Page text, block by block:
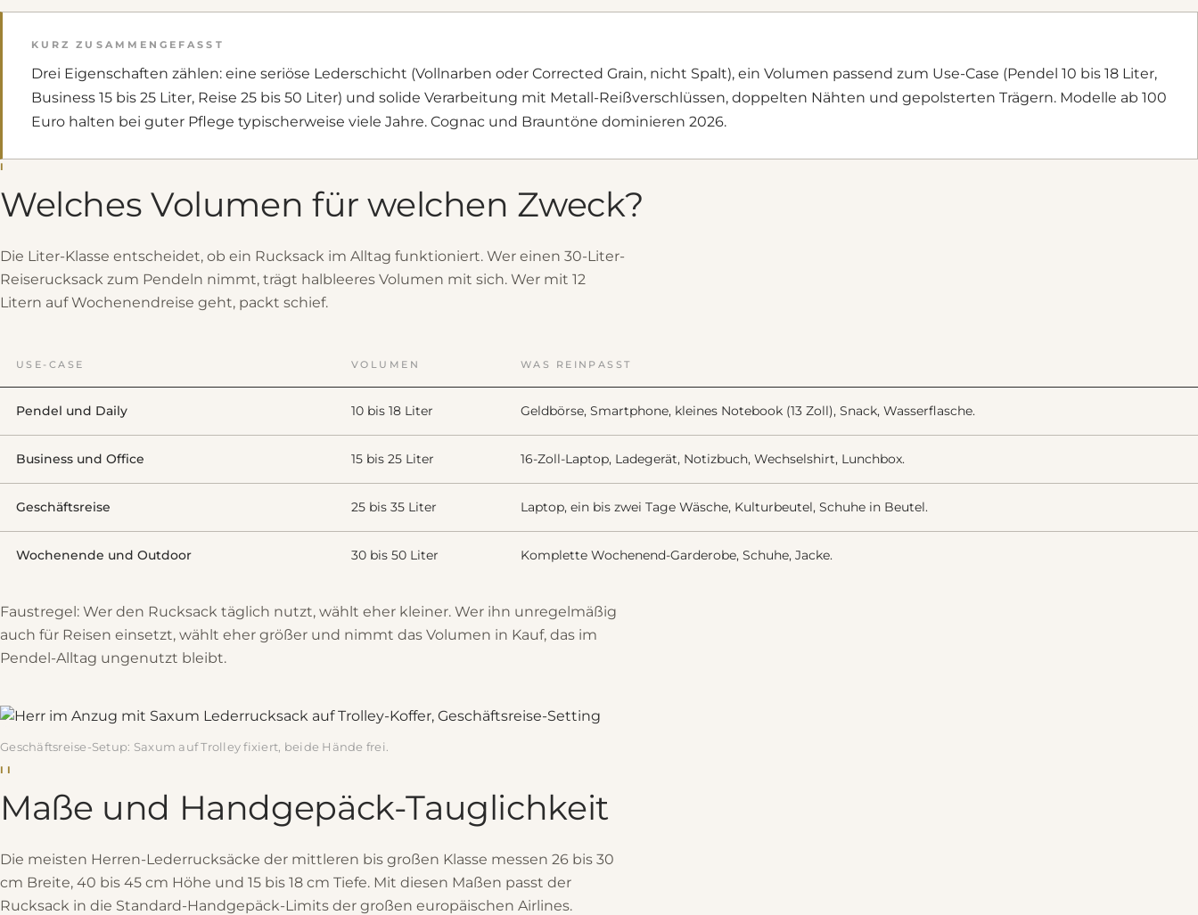
KURZ ZUSAMMENGEFASST
Drei Eigenschaften zählen: eine seriöse Lederschicht (Vollnarben oder Corrected Grain, nicht Spalt), ein Volumen passend zum Use-Case (Pendel 10 bis 18 Liter,
Business 15 bis 25 Liter, Reise 25 bis 50 Liter) und solide Verarbeitung mit Metall-Reißverschlüssen, doppelten Nähten und gepolsterten Trägern. Modelle ab 100
Euro halten bei guter Pflege typischerweise viele Jahre. Cognac und Brauntöne dominieren 2026.
I
Welches Volumen für welchen Zweck?
Die Liter-Klasse entscheidet, ob ein Rucksack im Alltag funktioniert. Wer einen 30-Liter-
Reiserucksack zum Pendeln nimmt, trägt halbleeres Volumen mit sich. Wer mit 12
Litern auf Wochenendreise geht, packt schief.
USE-CASE VOLUMEN WAS REINPASST
Pendel und Daily 10 bis 18 Liter Geldbörse, Smartphone, kleines Notebook (13 Zoll), Snack, Wasserflasche.
Business und Office 15 bis 25 Liter 16-Zoll-Laptop, Ladegerät, Notizbuch, Wechselshirt, Lunchbox.
Geschäftsreise 25 bis 35 Liter Laptop, ein bis zwei Tage Wäsche, Kulturbeutel, Schuhe in Beutel.
Wochenende und Outdoor 30 bis 50 Liter Komplette Wochenend-Garderobe, Schuhe, Jacke.
Faustregel: Wer den Rucksack täglich nutzt, wählt eher kleiner. Wer ihn unregelmäßig
auch für Reisen einsetzt, wählt eher größer und nimmt das Volumen in Kauf, das im
Pendel-Alltag ungenutzt bleibt.
Geschäftsreise-Setup: Saxum auf Trolley fixiert, beide Hände frei.
II
Maße und Handgepäck-Tauglichkeit
Die meisten Herren-Lederrucksäcke der mittleren bis großen Klasse messen 26 bis 30
cm Breite, 40 bis 45 cm Höhe und 15 bis 18 cm Tiefe. Mit diesen Maßen passt der
Rucksack in die Standard-Handgepäck-Limits der großen europäischen Airlines.